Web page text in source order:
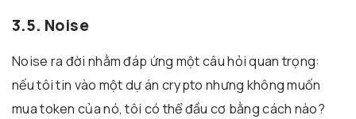
3.5. Noise
Noise ra đời nhằm đáp ứng một câu hỏi quan trọng:
nếu tôi tin vào một dự án crypto nhưng không muốn
mua token của nó, tôi có thể đầu cơ bằng cách nào?